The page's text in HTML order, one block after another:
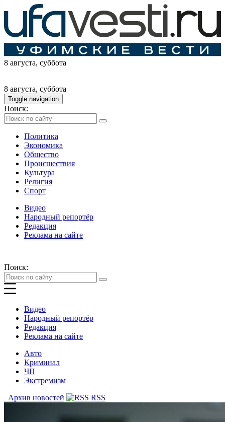
8 августа, суббота
8 августа, суббота
Toggle navigation
Поиск:
Политика
Экономика
Общество
Происшествия
Культура
Религия
Спорт
Видео
Народный репортёр
Редакция
Реклама на сайте
Поиск:
Видео
Народный репортёр
Редакция
Реклама на сайте
Авто
Криминал
ЧП
Экстремизм
Архив новостей
RSS